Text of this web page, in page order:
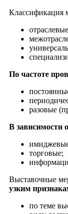
Классификация
По частоте
разовые
В зависимости
торговые;
Выставочные
узким
по теме